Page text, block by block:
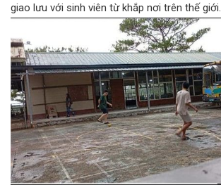
giao lưu với sinh viên từ khắp nơi trên thế giới.